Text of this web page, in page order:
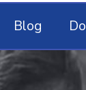
Blog